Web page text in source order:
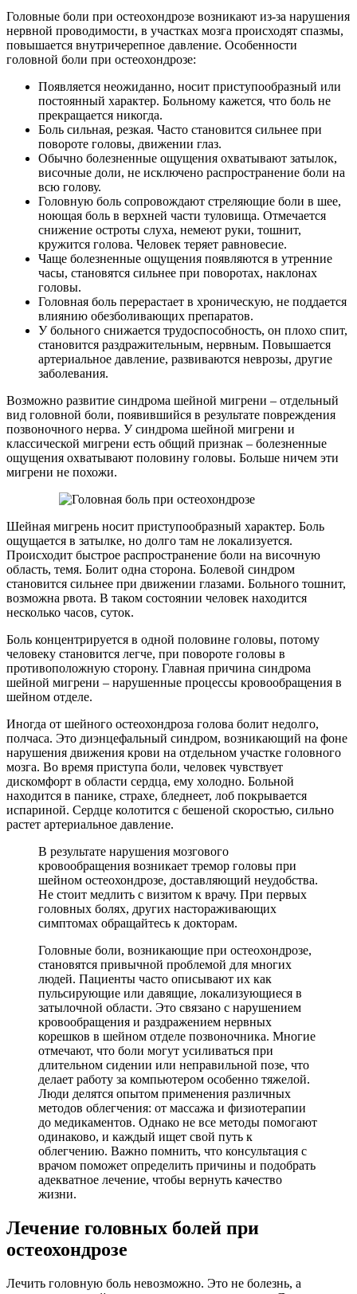
Головные боли при остеохондрозе возникают из-за нарушения
нервной проводимости, в участках мозга происходят спазмы,
повышается внутричерепное давление. Особенности
головной боли при остеохондрозе:
Появляется неожиданно, носит приступообразный или
постоянный характер. Больному кажется, что боль не
прекращается никогда.
Боль сильная, резкая. Часто становится сильнее при
повороте головы, движении глаз.
Обычно болезненные ощущения охватывают затылок,
височные доли, не исключено распространение боли на
всю голову.
Головную боль сопровождают стреляющие боли в шее,
ноющая боль в верхней части туловища. Отмечается
снижение остроты слуха, немеют руки, тошнит,
кружится голова. Человек теряет равновесие.
Чаще болезненные ощущения появляются в утренние
часы, становятся сильнее при поворотах, наклонах
головы.
Головная боль перерастает в хроническую, не поддается
влиянию обезболивающих препаратов.
У больного снижается трудоспособность, он плохо спит,
становится раздражительным, нервным. Повышается
артериальное давление, развиваются неврозы, другие
заболевания.
Возможно развитие синдрома шейной мигрени – отдельный
вид головной боли, появившийся в результате повреждения
позвоночного нерва. У синдрома шейной мигрени и
классической мигрени есть общий признак – болезненные
ощущения охватывают половину головы. Больше ничем эти
мигрени не похожи.
Шейная мигрень носит приступообразный характер. Боль
ощущается в затылке, но долго там не локализуется.
Происходит быстрое распространение боли на височную
область, темя. Болит одна сторона. Болевой синдром
становится сильнее при движении глазами. Больного тошнит,
возможна рвота. В таком состоянии человек находится
несколько часов, суток.
Боль концентрируется в одной половине головы, потому
человеку становится легче, при повороте головы в
противоположную сторону. Главная причина синдрома
шейной мигрени – нарушенные процессы кровообращения в
шейном отделе.
Иногда от шейного остеохондроза голова болит недолго,
полчаса. Это диэнцефальный синдром, возникающий на фоне
нарушения движения крови на отдельном участке головного
мозга. Во время приступа боли, человек чувствует
дискомфорт в области сердца, ему холодно. Больной
находится в панике, страхе, бледнеет, лоб покрывается
испариной. Сердце колотится с бешеной скоростью, сильно
растет артериальное давление.
В результате нарушения мозгового
кровообращения возникает тремор головы при
шейном остеохондрозе, доставляющий неудобства.
Не стоит медлить с визитом к врачу. При первых
головных болях, других настораживающих
симптомах обращайтесь к докторам.
Головные боли, возникающие при остеохондрозе,
становятся привычной проблемой для многих
людей. Пациенты часто описывают их как
пульсирующие или давящие, локализующиеся в
затылочной области. Это связано с нарушением
кровообращения и раздражением нервных
корешков в шейном отделе позвоночника. Многие
отмечают, что боли могут усиливаться при
длительном сидении или неправильной позе, что
делает работу за компьютером особенно тяжелой.
Люди делятся опытом применения различных
методов облегчения: от массажа и физиотерапии
до медикаментов. Однако не все методы помогают
одинаково, и каждый ищет свой путь к
облегчению. Важно помнить, что консультация с
врачом поможет определить причины и подобрать
адекватное лечение, чтобы вернуть качество
жизни.
Лечение головных болей при
остеохондрозе
Лечить головную боль невозможно. Это не болезнь, а